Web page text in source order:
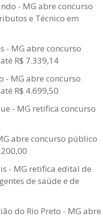
- MG abre concurso
e Técnico em
- MG abre concurso
R$ 7.339,14
- MG abre concurso
R$ 4.699,50
- MG retifica concurso
abre concurso público
- MG retifica edital de
de saúde e de
do Rio Preto - MG abre